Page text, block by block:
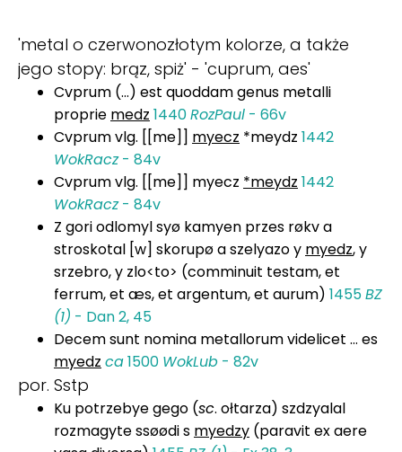
'metal o czerwonozłotym kolorze, a także
jego stopy: brąz, spiż' - 'cuprum, aes'
Cvprum (...) est quoddam genus metalli
proprie medz 1440RozPaul - 66v
Cvprum vlg. [[me]] myecz *meydz 1442
WokRacz- 84v
Cvprum vlg. [[me]] myecz *meydz 1442
WokRacz- 84v
Z gori odlomyl syø kamyen przes røkv a
stroskotal [w] skorupø a szelyazo y myedz, y
srzebro, y zlo<to> (comminuit testam, et
ferrum, et æs, et argentum, et aurum) 1455BZ
(1) - Dan 2, 45
Decem sunt nomina metallorum videlicet … es
myedz ca1500 WokLub - 82v
por. Sstp
Ku potrzebye gego (sc. ołtarza) szdzyalal
rozmagyte ssøødi s myedzy (paravit ex aere